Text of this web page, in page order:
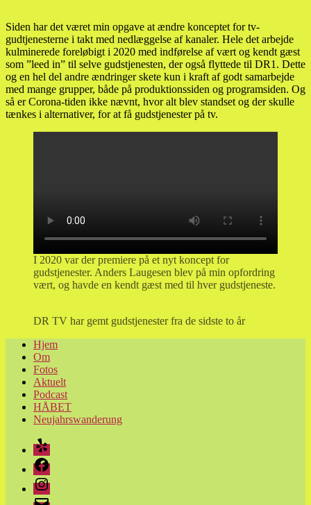
Siden har det været min opgave at ændre konceptet for tv-
gudtjenesterne i takt med nedlæggelse af kanaler. Hele det arbejde
kulminerede foreløbigt i 2020 med indførelse af vært og kendt gæst
som ”leed in” til selve gudstjenesten, der også flyttede til DR1. Dette
og en hel del andre ændringer skete kun i kraft af godt samarbejde
med mange grupper, både på produktionssiden og programsiden. Og
så er Corona-tiden ikke nævnt, hvor alt blev standset og der skulle
tænkes i alternativer, for at få gudstjenester på tv.
I 2020 var der premiere på et nyt koncept for
gudstjenester. Anders Laugesen blev på min opfordring
vært, og havde en kendt gæst med til hver gudstjeneste.
DR TV har gemt gudstjenester fra de sidste to år
Hjem
Om
Fotos
Aktuelt
Podcast
HÅBET
Neujahrswanderung
Yelp
Facebook
Instagram
E-